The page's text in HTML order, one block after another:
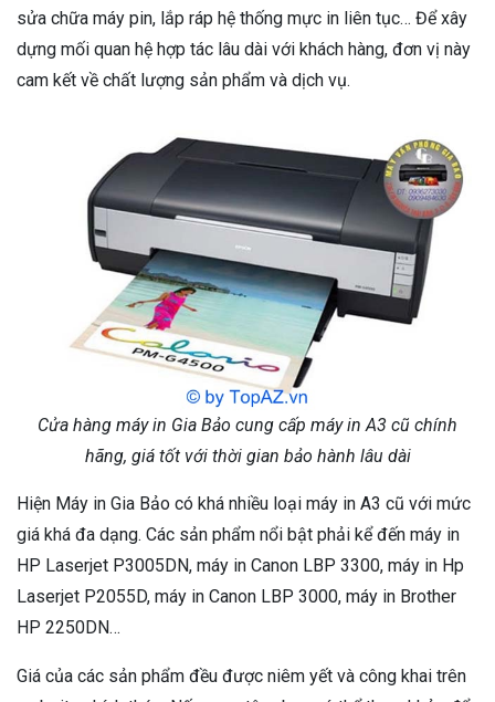
sửa chữa máy pin, lắp ráp hệ thống mực in liên tục… Để xây
dựng mối quan hệ hợp tác lâu dài với khách hàng, đơn vị này
cam kết về chất lượng sản phẩm và dịch vụ.
Cửa hàng máy in Gia Bảo cung cấp máy in A3 cũ chính
hãng, giá tốt với thời gian bảo hành lâu dài
Hiện Máy in Gia Bảo có khá nhiều loại máy in A3 cũ với mức
giá khá đa dạng. Các sản phẩm nổi bật phải kể đến máy in
HP Laserjet P3005DN, máy in Canon LBP 3300, máy in Hp
Laserjet P2055D, máy in Canon LBP 3000, máy in Brother
HP 2250DN…
Giá của các sản phẩm đều được niêm yết và công khai trên